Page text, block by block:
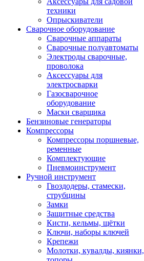
техники
Опрыскиватели
Сварочное оборудование
Сварочные аппараты
Сварочные полуавтоматы
Электроды сварочные,
проволока
Аксессуары для
электросварки
Газосварочное
оборудование
Маски сварщика
Бензиновые генераторы
Компрессоры
Компрессоры поршневые,
ременные
Комплектующие
Пневмоинструмент
Ручной инструмент
Гвоздодеры, стамески,
струбцины
Замки
Защитные средства
Кисти, кельмы, щётки
Ключи, наборы ключей
Крепежи
Молотки, кувалды, киянки,